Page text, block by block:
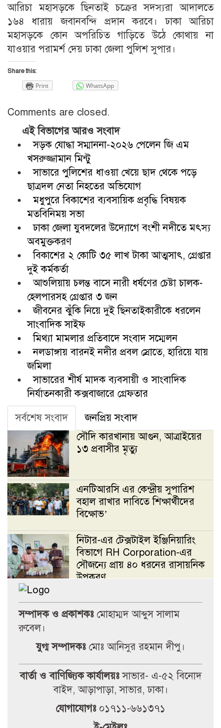
আরিচা মহাসড়কে ছিনতাই চক্রের সদস্যরা আদালতে
১৬৪ ধারায় জবানবন্দি প্রদান করবে। ঢাকা আরিচা
মহাসড়কে কোন অপরিচিত গাড়িতে উঠে কোথায় না
যাওয়ার পরামর্শ দেয় ঢাকা জেলা পুলিশ সুপার।
Share this:
Print WhatsApp
Comments are closed.
এই বিভাগের আরও সংবাদ
সড়ক যোদ্ধা সম্মাননা-২০২৬ পেলেন জি এম
খসরুজ্জামান মিন্টু
সাভারে পুলিশের ধাওয়া খেয়ে ছাদ থেকে পড়ে
ছাত্রদল নেতা নিহতের অভিযোগ
মধুপুরে বিকাশের ব্যবসায়িক প্রবৃদ্ধি বিষয়ক
মতবিনিময় সভা
ঢাকা জেলা যুবদলের উদ্যোগে বংশী নদীতে মৎস্য
অবমুক্তকরণ
বিকাশের ২ কোটি ৩৫ লাখ টাকা আত্মসাৎ, গ্রেপ্তার
দুই কর্মকর্তা
আশুলিয়ায় চলন্ত বাসে নারী ধর্ষণের চেষ্টা চালক-
হেলপারসহ গ্রেপ্তার ৩ জন
জীবনের ঝুঁকি নিয়ে দুই ছিনতাইকারীকে ধরলেন
সাংবাদিক সাইফ
মিথ্যা মামলার প্রতিবাদে সংবাদ সম্মেলন
নলডাঙ্গায় বারনই নদীর প্রবল স্রোতে, হারিয়ে যায়
জমিলা
সাভারের শীর্ষ মাদক ব্যবসায়ী ও সাংবাদিক
নির্যাতনকারী কক্সবাজারে গ্রেফতার
সর্বশেষ সংবাদ
জনপ্রিয় সংবাদ
সৌদি কারখানায় আগুন, আত্রাইয়ের
১৩ প্রবাসীর মৃত্যু
এনটিআরসি এর কেন্দ্রীয় সুপারিশ
বহাল রাখার দাবিতে শিক্ষার্থীদের
বিক্ষোভ’
নিটার-এর টেক্সটাইল ইঞ্জিনিয়ারিং
বিভাগে RH Corporation-এর
সৌজন্যে প্রায় ৪০ ধরনের রাসায়নিক
উপকরণ
বন্ধ নতুন সাউন্ড সিস্টেম – ভাড়ার
সিন্ডিকেটে চলছে জবির কেন্দ্রীয়
নিষেধাজ্ঞা থাকা সত্ত্বেও জবিতে
বিক্ষোভ সমাবেশ
সড়ক যোদ্ধা সম্মাননা-২০২৬ পেলেন
জি এম খসরুজ্জামান মিন্টু
সম্পাদক ও প্রকাশকঃমোহাম্মদ আব্দুস সালাম
রুবেল।
যুগ্ম সম্পাদকঃ মোঃ আনিসুর রহমান দীপু।
বার্তা ও বাণিজ্যিক কার্যালয়ঃসাভার- এ-৫২ বিনোদ
বাইদ, আড়াপাড়া, সাভার, ঢাকা।
যোগাযোগঃ ০১৭১১-৬৬১৩৭১